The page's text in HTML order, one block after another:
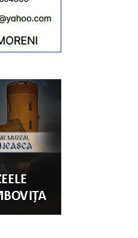
peste 20.000 de
învecinate, dar și din
Înaltpreasfințitul
Râmnicului,
– Episcopul Tulcii,
– Episcopul Daciei Felix
Trotușanul – Episcop
și Bacăului.